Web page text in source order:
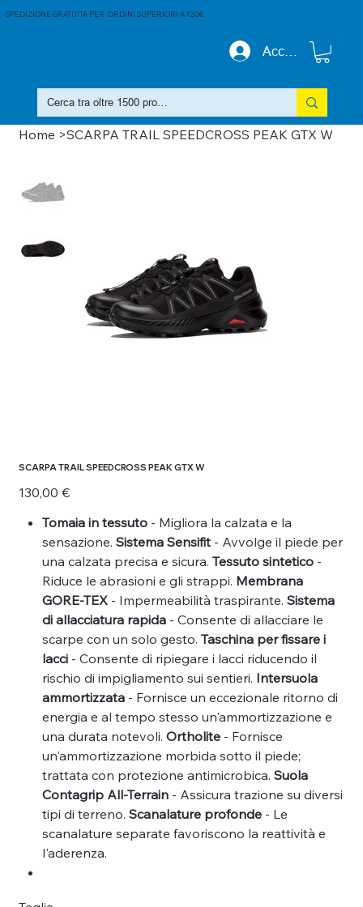
Accedi
SPEDIZIONE GRATUITA PER ORDINI SUPERIORI A 120€
Home >SCARPA TRAIL SPEEDCROSS PEAK GTX W
SCARPA TRAIL SPEEDCROSS PEAK GTX W
Prezzo
130,00 €
Tomaia in tessuto- Migliora la calzata e la
sensazione. Sistema Sensifit- Avvolge il piede per
una calzata precisa e sicura. Tessuto sintetico-
Riduce le abrasioni e gli strappi. Membrana
GORE-TEX- Impermeabilità traspirante. Sistema
di allacciatura rapida- Consente di allacciare le
scarpe con un solo gesto. Taschina per fissare i
lacci- Consente di ripiegare i lacci riducendo il
rischio di impigliamento sui sentieri. Intersuola
ammortizzata- Fornisce un eccezionale ritorno di
energia e al tempo stesso un'ammortizzazione e
una durata notevoli. Ortholite- Fornisce
un'ammortizzazione morbida sotto il piede;
trattata con protezione antimicrobica. Suola
Contagrip All-Terrain- Assicura trazione su diversi
tipi di terreno. Scanalature profonde- Le
scanalature separate favoriscono la reattività e
l'aderenza.